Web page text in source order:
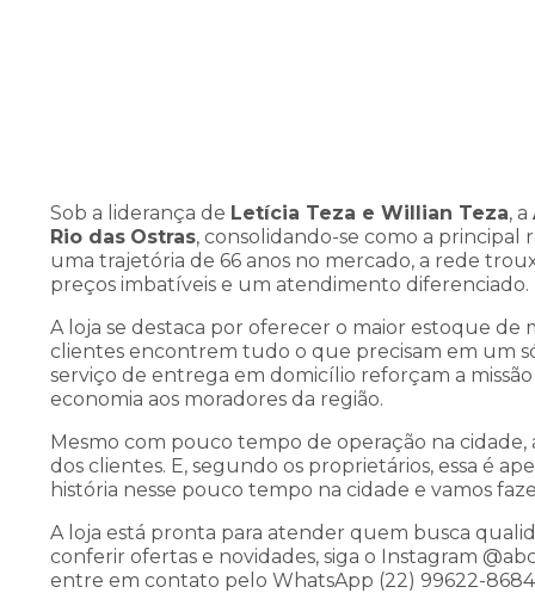
Sob a liderança de Letícia Teza e Willian Teza, a
Rio das Ostras, consolidando-se como a principal
uma trajetória de 66 anos no mercado, a rede
preços imbatíveis e um atendimento diferenciado.
A loja se destaca por oferecer o maior estoque
clientes encontrem tudo o que precisam em um
serviço de entrega em domicílio reforçam a
economia aos moradores da região.
Mesmo com pouco tempo de operação na
dos clientes. E, segundo os proprietários, essa é
história nesse pouco tempo na cidade e vamos
A loja está pronta para atender quem busca
conferir ofertas e novidades, siga o Instagram
entre em contato pelo WhatsApp (22) 99622-